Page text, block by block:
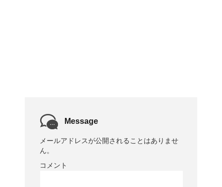
Message
メールアドレスが公開されることはありませ
ん。
コメント